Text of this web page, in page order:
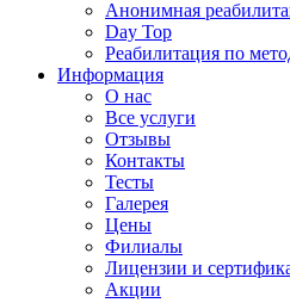
Анонимная
Day Top
Реабилитация по
Информация
О нас
Все услуги
Отзывы
Контакты
Тесты
Галерея
Цены
Филиалы
Лицензии и
Акции